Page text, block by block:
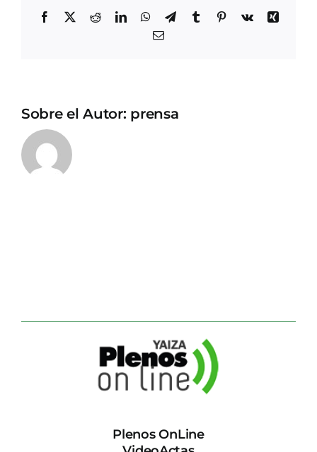
Facebook
X RedditLinkedInWhatsApp
TelegramTumblrPinterest
Vk
Xing
Correo
Sobre el Autor: prensa
Plenos OnLine